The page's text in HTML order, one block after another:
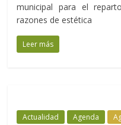
municipal para el
razones de estética
Leer más
Actualidad Agenda